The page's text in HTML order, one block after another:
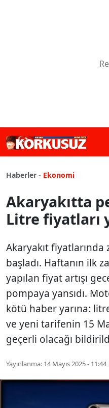
Haberler - Ekonomi
Akaryakıtta
Litre fiyatları
Akaryakıt
başladı. Haftanın ilk
yapılan fiyat artışı
pompaya yansıdı.
kötü haber yarına:
ve yeni tarifenin 15
geçerli olacağı
Yayınlanma: 14 Mayıs 2025 - 11:44